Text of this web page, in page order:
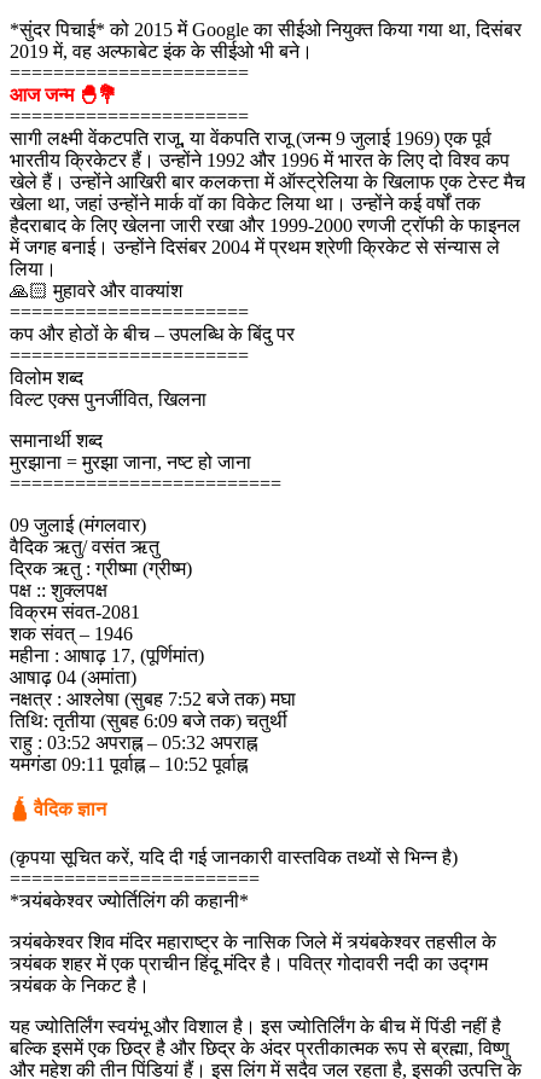
*सुंदर पिचाई* को 2015 में Google का सीईओ नियुक्त किया गया था, दिसंबर
2019 में, वह अल्फाबेट इंक के सीईओ भी बने।
======================
आज जन्म 🐣💐
======================
सागी लक्ष्मी वेंकटपति राजू, या वेंकपति राजू (जन्म 9 जुलाई 1969) एक पूर्व
भारतीय क्रिकेटर हैं। उन्होंने 1992 और 1996 में भारत के लिए दो विश्व कप
खेले हैं। उन्होंने आखिरी बार कलकत्ता में ऑस्ट्रेलिया के खिलाफ एक टेस्ट मैच
खेला था, जहां उन्होंने मार्क वॉ का विकेट लिया था। उन्होंने कई वर्षों तक
हैदराबाद के लिए खेलना जारी रखा और 1999-2000 रणजी ट्रॉफी के फाइनल
में जगह बनाई। उन्होंने दिसंबर 2004 में प्रथम श्रेणी क्रिकेट से संन्यास ले
लिया।
🙏🏻 मुहावरे और वाक्यांश
======================
कप और होठों के बीच – उपलब्धि के बिंदु पर
======================
विलोम शब्द
विल्ट एक्स पुनर्जीवित, खिलना
समानार्थी शब्द
मुरझाना = मुरझा जाना, नष्ट हो जाना
=========================
09 जुलाई (मंगलवार)
वैदिक ऋतु/ वसंत ऋतु
द्रिक ऋतु : ग्रीष्मा (ग्रीष्म)
पक्ष :: शुक्लपक्ष
विक्रम संवत-2081
शक संवत् – 1946
महीना : आषाढ़ 17, (पूर्णिमांत)
आषाढ़ 04 (अमांता)
नक्षत्र : आश्लेषा (सुबह 7:52 बजे तक) मघा
तिथि: तृतीया (सुबह 6:09 बजे तक) चतुर्थी
राहु : 03:52 अपराह्न – 05:32 अपराह्न
यमगंडा 09:11 पूर्वाह्न – 10:52 पूर्वाह्न
🛕 वैदिक ज्ञान
(कृपया सूचित करें, यदि दी गई जानकारी वास्तविक तथ्यों से भिन्न है)
=======================
*त्र्यंबकेश्वर ज्योर्तिलिंग की कहानी*
त्र्यंबकेश्वर शिव मंदिर महाराष्ट्र के नासिक जिले में त्र्यंबकेश्वर तहसील के
त्र्यंबक शहर में एक प्राचीन हिंदू मंदिर है। पवित्र गोदावरी नदी का उद्गम
त्र्यंबक के निकट है।
यह ज्योतिर्लिंग स्वयंभू और विशाल है। इस ज्योतिर्लिंग के बीच में पिंडी नहीं है
बल्कि इसमें एक छिद्र है और छिद्र के अंदर प्रतीकात्मक रूप से ब्रह्मा, विष्णु
और महेश की तीन पिंडियां हैं। इस लिंग में सदैव जल रहता है, इसकी उत्पत्ति के